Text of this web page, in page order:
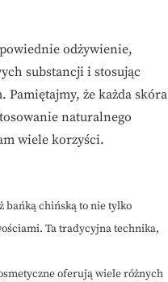
odżywienie,
substancji i stosując
że każda skóra
naturalnego
wiele korzyści.
bańką chińską to nie tylko
Ta tradycyjna technika,
oferują wiele różnych